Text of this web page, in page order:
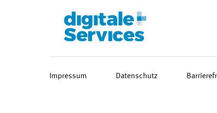
Impressum Datenschutz